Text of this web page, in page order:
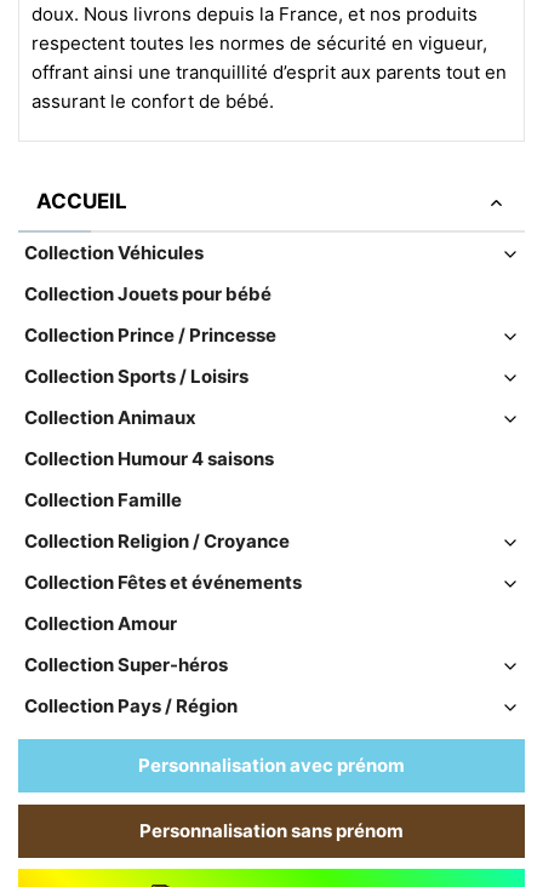
doux. Nous livrons depuis la France, et nos produits
respectent toutes les normes de sécurité en vigueur,
offrant ainsi une tranquillité d’esprit aux parents tout en
assurant le confort de bébé.
ACCUEIL
Collection Véhicules
Collection Jouets pour bébé
Collection Prince / Princesse
Collection Sports / Loisirs
Collection Animaux
Collection Humour 4 saisons
Collection Famille
Collection Religion / Croyance
Collection Fêtes et événements
Collection Amour
Collection Super-héros
Collection Pays / Région
Personnalisation avec prénom
Personnalisation sans prénom